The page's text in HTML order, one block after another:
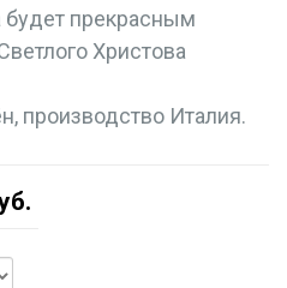
будет прекрасным
Христова
производство Италия.